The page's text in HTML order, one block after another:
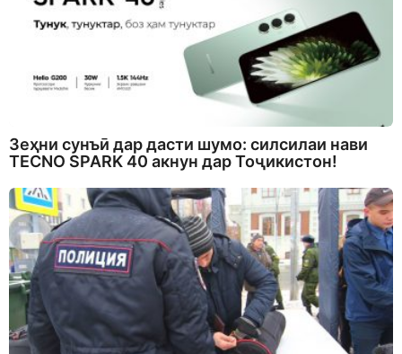
Зеҳни сунъӣ дар дасти шумо: силсилаи нави
TECNO SPARK 40 акнун дар Тоҷикистон!